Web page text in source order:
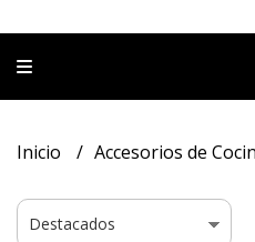
Inicio Accesorios de